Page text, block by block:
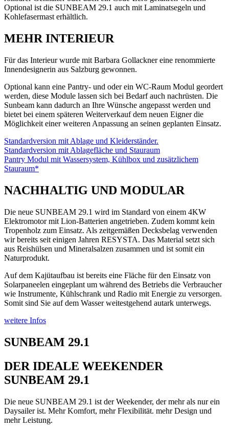
Optional ist die SUNBEAM 29.1 auch mit Laminatsegeln und
Kohlefasermast erhältlich.
MEHR INTERIEUR
Für das Interieur wurde mit Barbara Gollackner eine renommierte
Innendesignerin aus Salzburg gewonnen.
Optional kann eine Pantry- und oder ein WC-Raum Modul geordert
werden, diese Module lassen sich bei Bedarf auch nachrüsten. Die
Sunbeam kann dadurch an Ihre Wünsche angepasst werden und
bietet bei einem späteren Weiterverkauf dem neuen Eigner die
Möglichkeit einer weiteren Anpassung an seinen geplanten Einsatz.
Standardversion mit Ablage und Kleiderständer.
Standardversion mit Ablagefläche und Stauraum
Pantry Modul mit Wassersystem, Kühlbox und zusätzlichem
Stauraum*
NACHHALTIG UND MODULAR
Die neue SUNBEAM 29.1 wird im Standard von einem 4KW
Elektromotor mit Lion-Batterien angetrieben. Zudem kommt kein
Tropenholz zum Einsatz. Als zeitgemäßen Decksbelag verwenden
wir bereits seit einigen Jahren RESYSTA. Das Material setzt sich
aus Reishülsen und Mineralsalzen zusammen und ist somit ein
Naturprodukt.
Auf dem Kajütaufbau ist bereits eine Fläche für den Einsatz von
Solarpaneelen eingeplant um während des Betriebs die Verbraucher
wie Instrumente, Kühlschrank und Radio mit Energie zu versorgen.
Somit sind Sie auf dem Wasser weitestgehend autark unterwegs.
weitere Infos
SUNBEAM 29.1
DER IDEALE WEEKENDER
SUNBEAM 29.1
Die neue SUNBEAM 29.1 ist der Weekender, der mehr als nur ein
Daysailer ist. Mehr Komfort, mehr Flexibilität. mehr Design und
mehr Leistung.